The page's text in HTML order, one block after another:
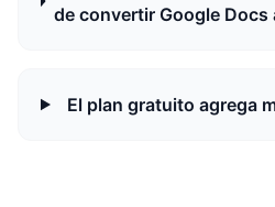
de convertir Google Docs
El plan gratuito agrega